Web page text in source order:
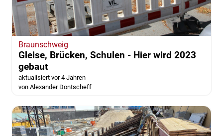
Braunschweig
Gleise, Brücken, Schulen - Hier wird 2023
gebaut
aktualisiert vor 4 Jahren
von Alexander Dontscheff